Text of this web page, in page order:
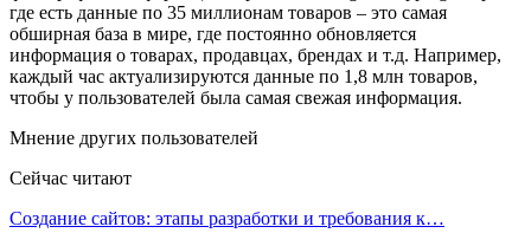
где есть данные по 35 миллионам товаров – это самая
обширная база в мире, где постоянно обновляется
информация о товарах, продавцах, брендах и т.д. Например,
каждый час актуализируются данные по 1,8 млн товаров,
чтобы у пользователей была самая свежая информация.
Мнение других пользователей
Сейчас читают
Создание сайтов: этапы разработки и требования к…